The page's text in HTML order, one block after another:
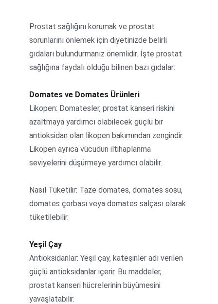
Prostat sağlığını korumak ve prostat
sorunlarını önlemek için diyetinizde belirli
gıdaları bulundurmanız önemlidir. İşte prostat
sağlığına faydalı olduğu bilinen bazı gıdalar:
Domates ve Domates Ürünleri
Likopen: Domatesler, prostat kanseri riskini
azaltmaya yardımcı olabilecek güçlü bir
antioksidan olan likopen bakımından zengindir.
Likopen ayrıca vücudun iltihaplanma
seviyelerini düşürmeye yardımcı olabilir.
Nasıl Tüketilir: Taze domates, domates sosu,
domates çorbası veya domates salçası olarak
tüketilebilir.
Yeşil Çay
Antioksidanlar: Yeşil çay, kateşinler adı verilen
güçlü antioksidanlar içerir. Bu maddeler,
prostat kanseri hücrelerinin büyümesini
yavaşlatabilir.